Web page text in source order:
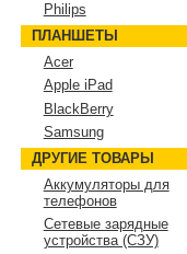
Philips
ПЛАНШЕТЫ
Acer
Apple iPad
BlackBerry
Samsung
ДРУГИЕ ТОВАРЫ
Аккумуляторы для
телефонов
Сетевые зарядные
устройства (СЗУ)